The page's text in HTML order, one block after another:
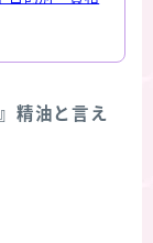
精油と言え